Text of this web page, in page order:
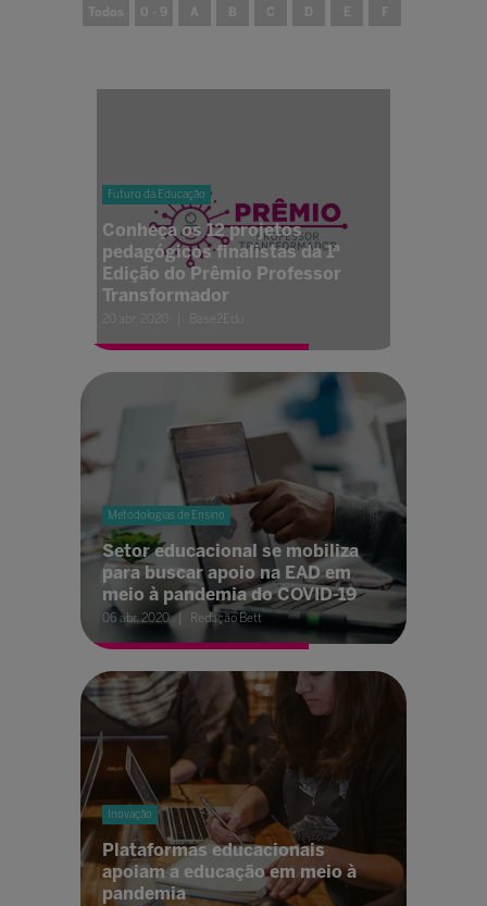
Todos 0 - 9 A B C E F
Futuro da Educação
Conheça os 12 projetos
pedagógicos finalistas da 1ª
Edição do Prêmio Professor
Transformador
20 abr. 2020
Metodologias de Ensino
Setor educacional se mobiliza
para buscar apoio na EAD em
meio à pandemia do COVID-19
06 abr. 2020 Redação Bett
Inovação
Plataformas educacionais
apoiam a educação em meio à
pandemia